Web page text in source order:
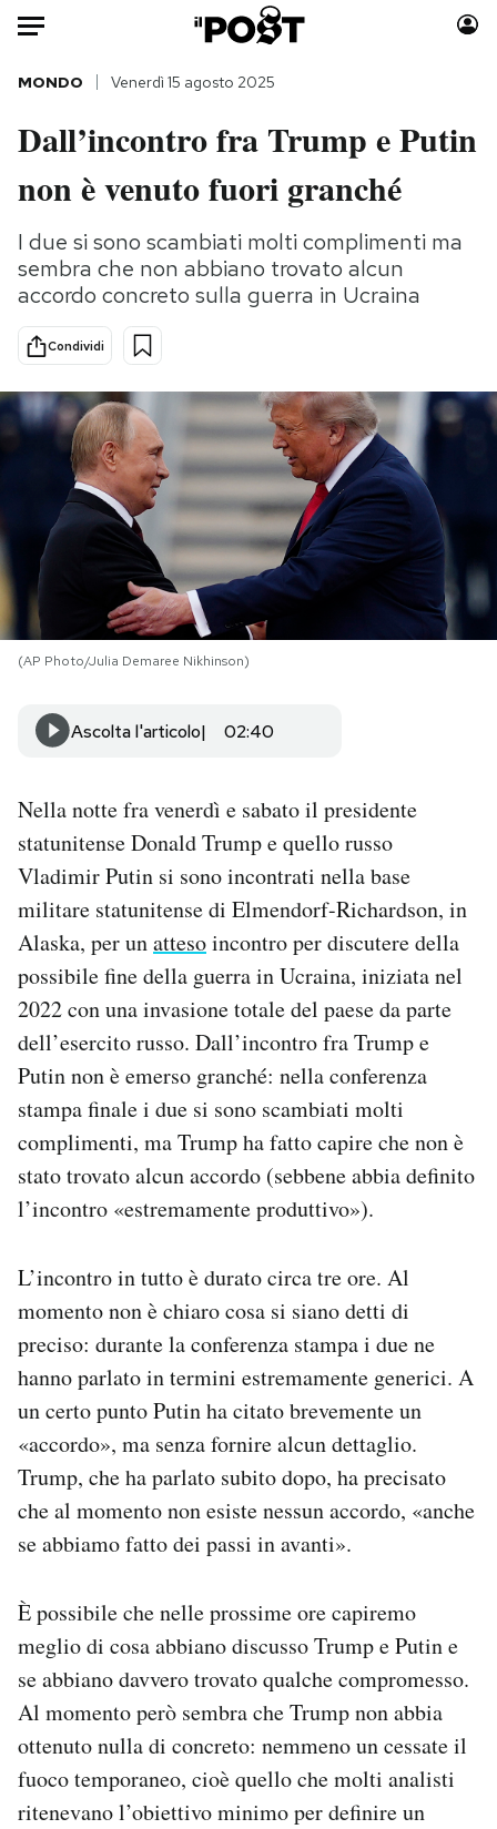
Auto
HOME
Italia
Politica
Tecnologia
Scienza
Economia
Sport
Moda
Consumismi
Storie/Idee
Altrecose
Mondiali calcio 2026
PODCAST
NEWSLETTER
CALENDARIO
AREA PERSONALE
Area Personale
Newsletter
Notifiche mobile
Regala il Post
Hai bisogno di aiuto?
Esci
MONDO Venerdì 15 agosto 2025
Dall’incontro fra Trump e Putin
non è venuto fuori granché
I due si sono scambiati molti complimenti ma
sembra che non abbiano trovato alcun
accordo concreto sulla guerra in Ucraina
Condividi
(AP Photo/Julia Demaree Nikhinson)
Ascolta l'articolo 02:40
Nella notte fra venerdì e sabato il presidente
statunitense Donald Trump e quello russo
Vladimir Putin si sono incontrati nella base
militare statunitense di Elmendorf-Richardson, in
Alaska, per unattesoincontro per discutere della
possibile fine della guerra in Ucraina, iniziata nel
2022 con una invasione totale del paese da parte
dell’esercito russo. Dall’incontro fra Trump e
Putin non è emerso granché: nella conferenza
stampa finale i due si sono scambiati molti
complimenti, ma Trump ha fatto capire che non è
stato trovato alcun accordo (sebbene abbia definito
l’incontro «estremamente produttivo»).
L’incontro in tutto è durato circa tre ore. Al
momento non è chiaro cosa si siano detti di
preciso: durante la conferenza stampa i due ne
hanno parlato in termini estremamente generici. A
un certo punto Putin ha citato brevemente un
«accordo», ma senza fornire alcun dettaglio.
Trump, che ha parlato subito dopo, ha precisato
che al momento non esiste nessun accordo, «anche
se abbiamo fatto dei passi in avanti».
È possibile che nelle prossime ore capiremo
meglio di cosa abbiano discusso Trump e Putin e
se abbiano davvero trovato qualche compromesso.
Al momento però sembra che Trump non abbia
ottenuto nulla di concreto: nemmeno un cessate il
fuoco temporaneo, cioè quello che molti analisti
ritenevano l’obiettivo minimo per definire un